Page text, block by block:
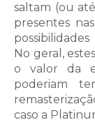
saltam (ou
presentes
No geral,
o valor da
poderiam
caso a